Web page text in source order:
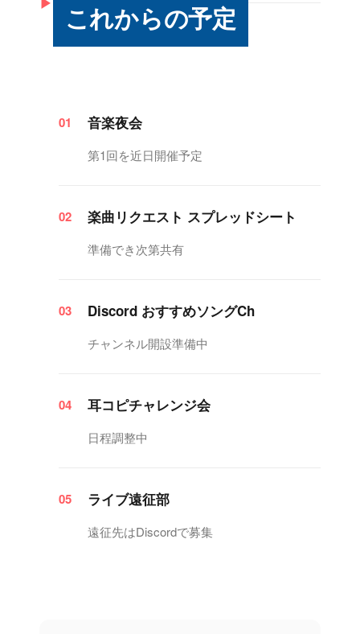
これからの予定
01 音楽夜会
第1回を近日開催予定
02 楽曲リクエスト スプレッドシート
準備でき次第共有
03 Discord おすすめソングCh
チャンネル開設準備中
04 耳コピチャレンジ会
日程調整中
05 ライブ遠征部
遠征先はDiscordで募集